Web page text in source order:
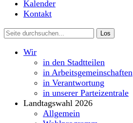
Kalender
Kontakt
Wir
in den Stadtteilen
in Arbeitsgemeinschaften
in Verantwortung
in unserer Parteizentrale
Landtagswahl 2026
Allgemein